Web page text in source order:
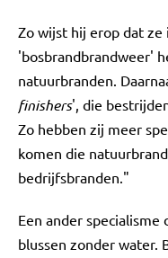
Zo wijst hij erop dat ze
'bosbrandbrandweer'
natuurbranden.
finishers', die
Zo hebben zij meer
komen die
bedrijfsbranden."
Een ander specialisme
blussen zonder water.